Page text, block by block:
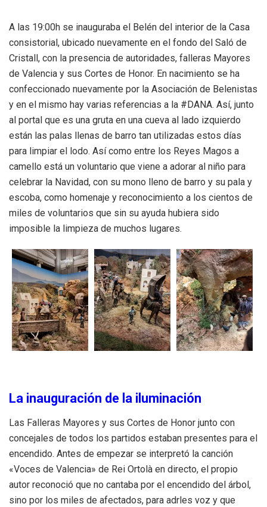
A las 19:00h se inauguraba el Belén del interior de la Casa
consistorial, ubicado nuevamente en el fondo del Saló de
Cristall, con la presencia de autoridades, falleras Mayores
de Valencia y sus Cortes de Honor. En nacimiento se ha
confeccionado nuevamente por la Asociación de Belenistas
y en el mismo hay varias referencias a la #DANA. Así, junto
al portal que es una gruta en una cueva al lado izquierdo
están las palas llenas de barro tan utilizadas estos días
para limpiar el lodo. Así como entre los Reyes Magos a
camello está un voluntario que viene a adorar al niño para
celebrar la Navidad, con su mono lleno de barro y su pala y
escoba, como homenaje y reconocimiento a los cientos de
miles de voluntarios que sin su ayuda hubiera sido
imposible la limpieza de muchos lugares.
La inauguración de la iluminación
Las Falleras Mayores y sus Cortes de Honor junto con
concejales de todos los partidos estaban presentes para el
encendido. Antes de empezar se interpretó la canción
«Voces de Valencia» de Rei Ortolà en directo, el propio
autor reconoció que no cantaba por el encendido del árbol,
sino por los miles de afectados, para adrles voz y que